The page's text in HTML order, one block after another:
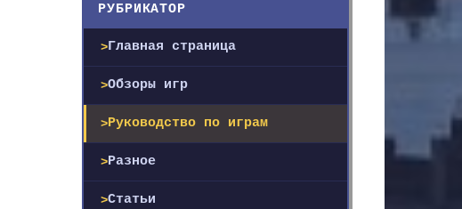
РУБРИКАТОР
Главная страница
Обзоры игр
Руководство по играм
Разное
Статьи